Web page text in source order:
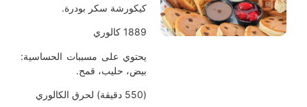
كيكورشة سكر بودرة.
1889 كالوري
يحتوي على مسببات الحساسية:
بيض، حليب، قمح.